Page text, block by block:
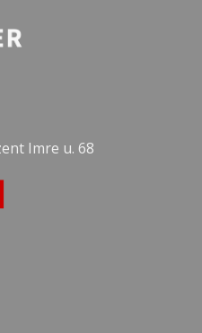
Imre u. 68